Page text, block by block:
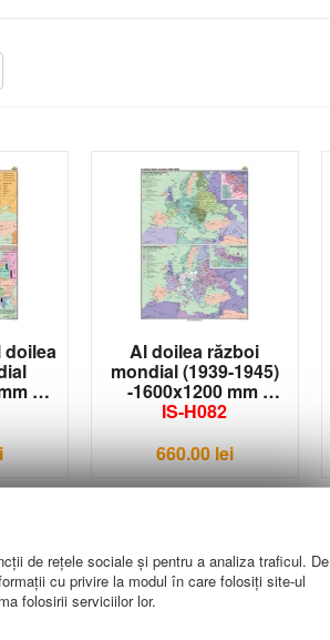
doilea Al doilea război
mondial (1939-1945)
-1600x1200 mm
IS-H082
660.00lei
de rețele sociale și pentru a analiza traficul. De
cu privire la modul în care folosiți site-ul
folosirii serviciilor lor.